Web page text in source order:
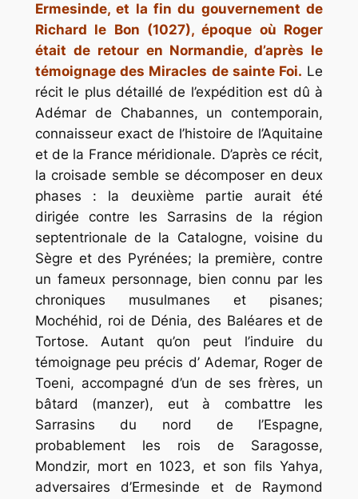
Ermesinde, et la fin du gouvernement de
Richard le Bon (1027), époque où Roger
était de retour en Normandie, d’après le
témoignage des Miracles de sainte Foi. Le
récit le plus détaillé de l’expédition est dû à
Adémar de Chabannes, un contemporain,
connaisseur exact de l’histoire de l’Aquitaine
et de la France méridionale. D’après ce récit,
la croisade semble se décomposer en deux
phases : la deuxième partie aurait été
dirigée contre les Sarrasins de la région
septentrionale de la Catalogne, voisine du
Sègre et des Pyrénées; la première, contre
un fameux personnage, bien connu par les
chroniques musulmanes et pisanes;
Mochéhid, roi de Dénia, des Baléares et de
Tortose. Autant qu’on peut l’induire du
témoignage peu précis d’ Ademar, Roger de
Toeni, accompagné d’un de ses frères, un
bâtard (manzer), eut à combattre les
Sarrasins du nord de l’Espagne,
probablement les rois de Saragosse,
Mondzir, mort en 1023, et son fils Yahya,
adversaires d’Ermesinde et de Raymond